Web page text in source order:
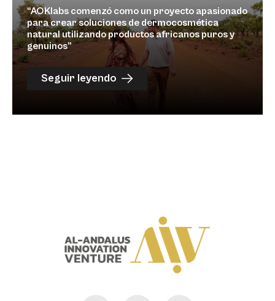
“AOKlabs comenzó como un proyecto apasionado
para crear soluciones de dermocosmética
natural utilizando productos africanos puros y
genuinos”
Seguir leyendo